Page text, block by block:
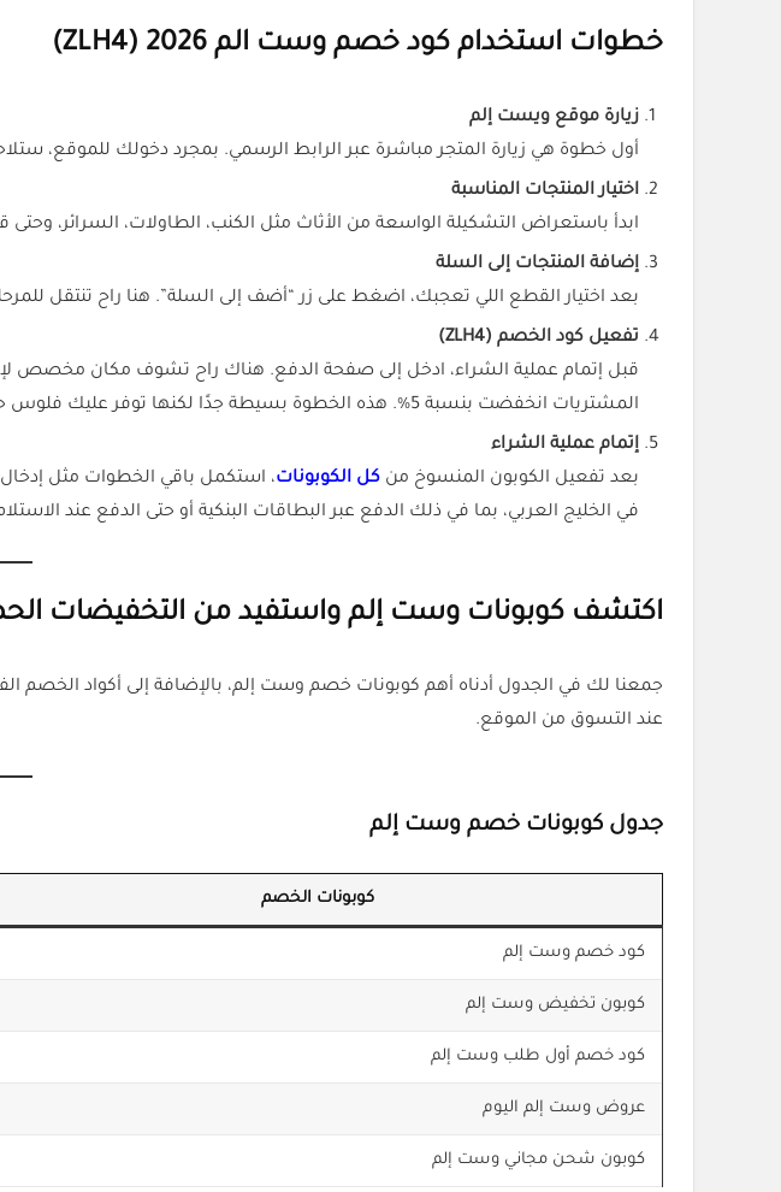
خطوات استخدام كود خصم وست الم 2026 (ZLH4)
زيارة موقع ويست إلم
أول خطوة هي زيارة المتجر مباشرة عبر الرابط الرسمي. بمجرد دخولك للموقع،
اختيار المنتجات المناسبة
ابدأ باستعراض التشكيلة الواسعة من الأثاث مثل الكنب، الطاولات، السرائر،
إضافة المنتجات إلى السلة
بعد اختيار القطع اللي تعجبك، اضغط على زر “أضف إلى السلة”. هنا راح تنتقل
تفعيل كود الخصم (ZLH4
)
قبل إتمام عملية الشراء، ادخل إلى صفحة الدفع. هناك راح تشوف مكان مخصص
المشتريات انخفضت بنسبة 5%. هذه الخطوة بسيطة جدًا لكنها توفر عليك فلوس حقيقية.
إتمام عملية الشراء
بعد تفعيل الكوبون المنسوخ من كل الكوبونات، استكمل باقي الخطوات مثل
في الخليج العربي، بما في ذلك الدفع عبر البطاقات البنكية أو حتى الدفع عند
اكتشف كوبونات وست إلم واستفيد من التخفيضات
جمعنا لك في الجدول أدناه أهم كوبونات خصم وست إلم، بالإضافة إلى أكواد الخصم
عند التسوق من الموقع.
جدول كوبونات خصم وست إلم
كوبونات الخصم
كود خصم وست إلم
كوبون تخفيض وست إلم
كود خصم أول طلب وست إلم
عروض وست إلم اليوم
كوبون شحن مجاني وست إلم